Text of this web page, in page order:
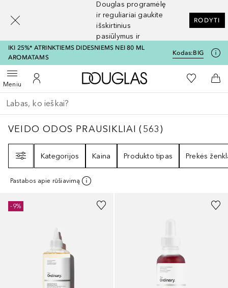
Douglas programėlę
ir reguliariai gaukite
išskirtinius
pasiūlymus ir
nuolaidas
RODYTI
IKI 25%* ATRINKTIEMS DIDESNIEMS NEI 80 ML
AROMATAMS
Kodas:BIG
MeniuAtidaryti meniuĮ mano paskyrą
Į Douglas pagrindinį
Į mano
Į
Grįžk atgal
Vykdykite paiešką
VEIDO ODOS PRAUSIKLIAI563
VEIDO ODOS PRAUSIKLIAI (563)
Kategorijos
Kaina Produkto tipas Prekės
Pastabos apie rūšiavimą
-9%
[navigation.slideout.screenreader]